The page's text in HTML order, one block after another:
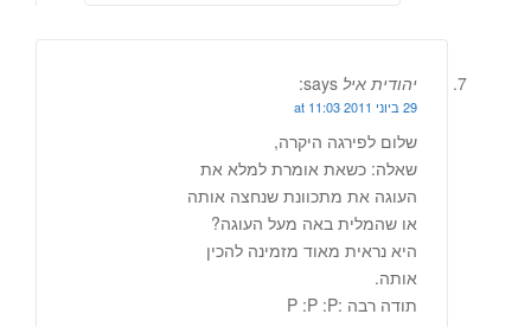
יהודית איל says:
29 ביוני 2011 at 11:03
שלום לפירגה היקרה,
שאלה: כשאת אומרת למלא את
העוגה את מתכוונת שנחצה אותה
או שהמלית באה מעל העוגה?
היא נראית מאוד מזמינה להכין
אותה.
תודה רבה :P :P :P